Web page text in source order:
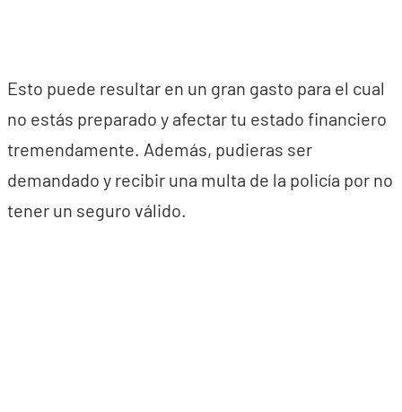
Esto puede resultar en un gran gasto para el cual
no estás preparado y afectar tu estado financiero
tremendamente. Además, pudieras ser
demandado y recibir una multa de la policía por no
tener un seguro válido.